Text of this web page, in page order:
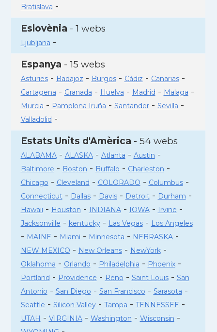
Bratislava -
Eslovènia - 1 webs
Ljubljana -
Espanya - 15 webs
Asturies- Badajoz - Burgos- Cádiz - Canarias-
Cartagena - Granada - Huelva - Madrid - Malaga -
Murcia - Pamplona Iruña - Santander- Sevilla -
Valladolid -
Estats Units d'Amèrica - 54 webs
ALABAMA- ALASKA- Atlanta - Austin -
Baltimore - Boston - Buffalo - Charleston -
Chicago - Cleveland - COLORADO - Columbus-
Connecticut- Dallas- Davis- Detroit- Durham -
Hawaii - Houston - INDIANA- IOWA- Irvine -
Jacksonville - kentucky- Las Vegas- Los Angeles
- MAINE - Miami - Minnesota - NEBRASKA-
NEW MEXICO - New Orleans- NewYork-
Oklahoma - Orlando - Philadelphia - Phoenix-
Portland - Providence - Reno - Saint Louis- San
Antonio - San Diego - San Francisco - Sarasota -
Seattle - Silicon Valley- Tampa - TENNESSEE -
UTAH - VIRGINIA- Washington - Wisconsin -